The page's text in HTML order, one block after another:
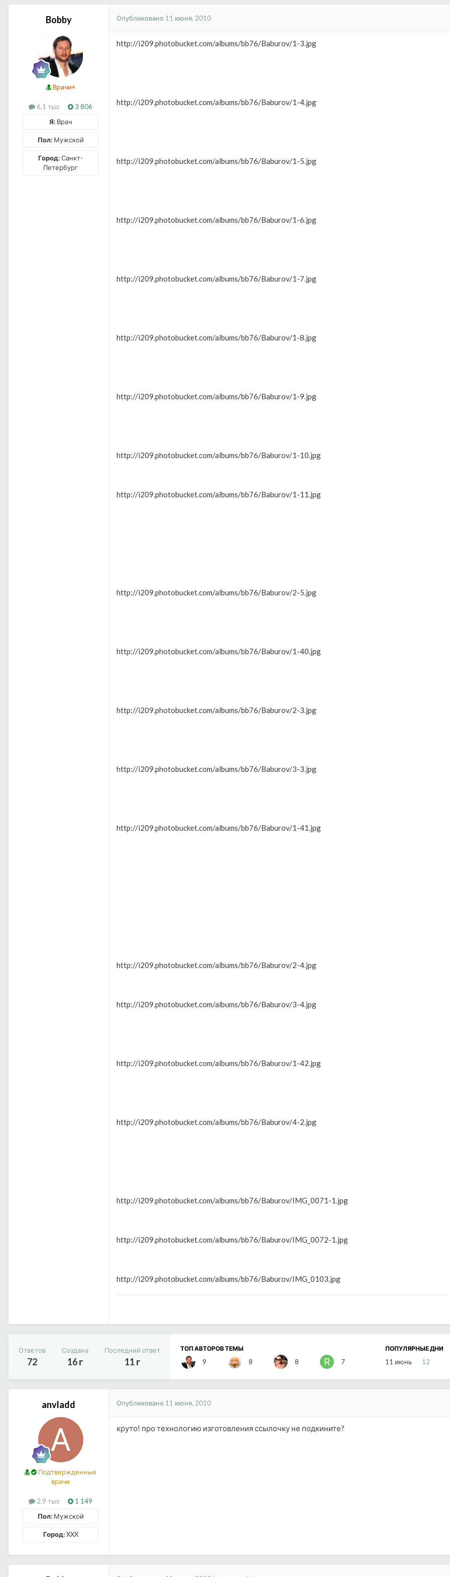
Bobby
Врачи+
6,1 тыс
3 806
Я: Врач
Пол:Мужской
Город:Санкт-
Петербург
Опубликовано 11 июня, 2010
http://i209.photobucket.com/albums/bb76/Baburov/1-3.jpg
http://i209.photobucket.com/albums/bb76/Baburov/1-4.jpg
http://i209.photobucket.com/albums/bb76/Baburov/1-5.jpg
http://i209.photobucket.com/albums/bb76/Baburov/1-6.jpg
http://i209.photobucket.com/albums/bb76/Baburov/1-7.jpg
http://i209.photobucket.com/albums/bb76/Baburov/1-8.jpg
http://i209.photobucket.com/albums/bb76/Baburov/1-9.jpg
http://i209.photobucket.com/albums/bb76/Baburov/1-10.jpg
http://i209.photobucket.com/albums/bb76/Baburov/1-11.jpg
http://i209.photobucket.com/albums/bb76/Baburov/2-5.jpg
http://i209.photobucket.com/albums/bb76/Baburov/1-40.jpg
http://i209.photobucket.com/albums/bb76/Baburov/2-3.jpg
http://i209.photobucket.com/albums/bb76/Baburov/3-3.jpg
http://i209.photobucket.com/albums/bb76/Baburov/1-41.jpg
http://i209.photobucket.com/albums/bb76/Baburov/2-4.jpg
http://i209.photobucket.com/albums/bb76/Baburov/3-4.jpg
http://i209.photobucket.com/albums/bb76/Baburov/1-42.jpg
http://i209.photobucket.com/albums/bb76/Baburov/4-2.jpg
http://i209.photobucket.com/albums/bb76/Baburov/IMG_0071-1.jpg
http://i209.photobucket.com/albums/bb76/Baburov/IMG_0072-1.jpg
http://i209.photobucket.com/albums/bb76/Baburov/IMG_0103.jpg
Ответов
72
Создана
16 г
Последний ответ
11 г
ТОП АВТОРОВ ТЕМЫ
9 8 8 7
ПОПУЛЯРНЫЕ ДНИ
11 июнь 12
anvladd
Подтвержденные
врачи
2,9 тыс
1 149
Пол:Мужской
Город:XXX
Опубликовано 11 июня, 2010
круто! про технологию изготовления ссылочку не подкините?